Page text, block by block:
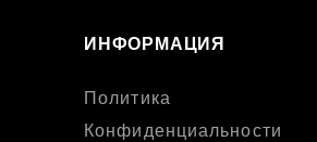
ИНФОРМАЦИЯ
Политика
Конфиденциальности